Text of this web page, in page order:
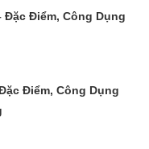
Đặc Điểm, Công Dụng
Điểm, Công Dụng